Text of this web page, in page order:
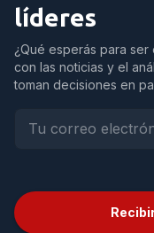
líderes
¿Qué esperás para ser
con las noticias y el
toman decisiones en